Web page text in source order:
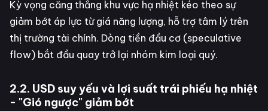
Kỳ vọng căng thẳng khu vực hạ nhiệt kéo theo sự
giảm bớt áp lực từ giá năng lượng, hỗ trợ tâm lý trên
thị trường tài chính. Dòng tiền đầu cơ (speculative
flow) bắt đầu quay trở lại nhóm kim loại quý.
2.2. USD suy yếu và lợi suất trái phiếu hạ nhiệt
- "Gió ngược" giảm bớt